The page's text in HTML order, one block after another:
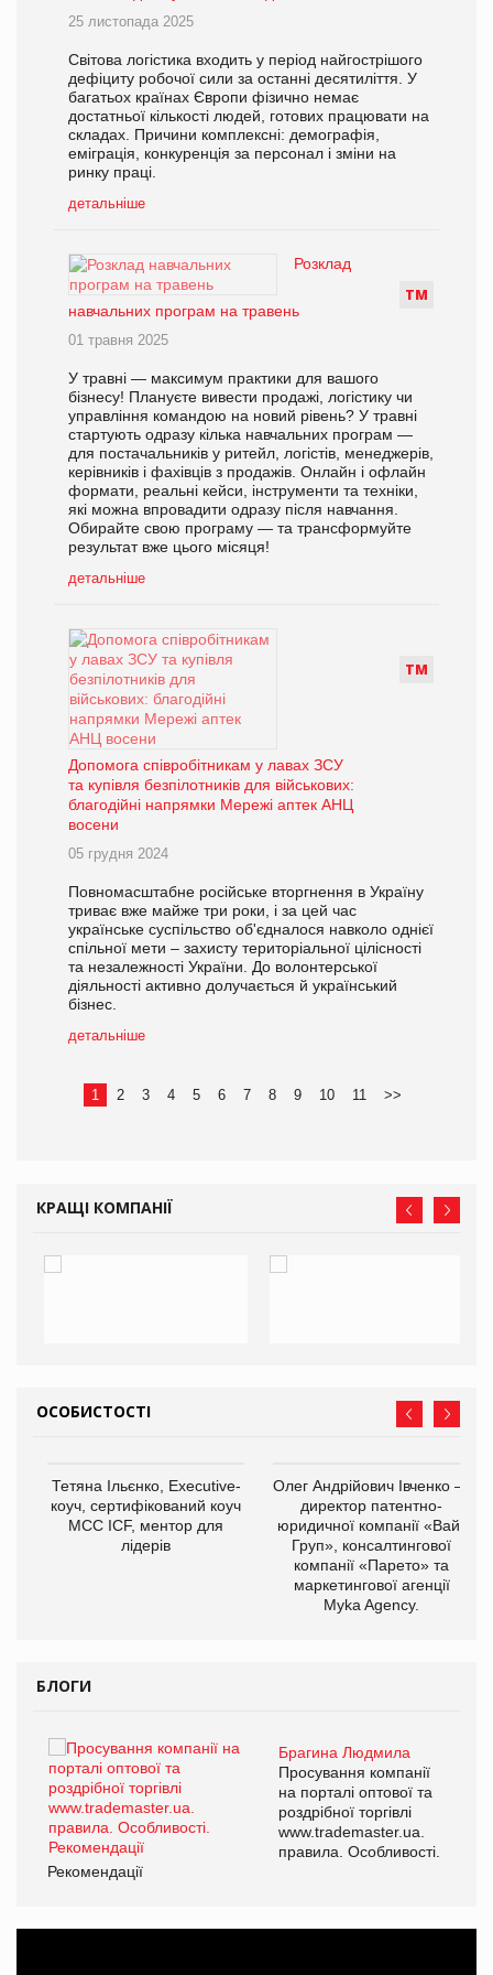
25 листопада 2025
Світова логістика входить у період найгострішого
дефіциту робочої сили за останні десятиліття. У
багатьох країнах Європи фізично немає
достатньої кількості людей, готових працювати на
складах. Причини комплексні: демографія,
еміграція, конкуренція за персонал і зміни на
ринку праці.
детальніше
ТМ
Розклад
навчальних програм на травень
01 травня 2025
У травні — максимум практики для вашого
бізнесу! Плануєте вивести продажі, логістику чи
управління командою на новий рівень? У травні
стартують одразу кілька навчальних програм —
для постачальників у ритейл, логістів, менеджерів,
керівників і фахівців з продажів. Онлайн і офлайн
формати, реальні кейси, інструменти та техніки,
які можна впровадити одразу після навчання.
Обирайте свою програму — та трансформуйте
результат вже цього місяця!
детальніше
ТМ
Допомога співробітникам у лавах ЗСУ
та купівля безпілотників для військових:
благодійні напрямки Мережі аптек АНЦ
восени
05 грудня 2024
Повномасштабне російське вторгнення в Україну
триває вже майже три роки, і за цей час
українське суспільство об'єдналося навколо однієї
спільної мети – захисту територіальної цілісності
та незалежності України. До волонтерської
діяльності активно долучається й український
бізнес.
детальніше
1 2 3 4 5 6 7 8 9 10 11 >>
КРАЩІ КОМПАНІЇ
ОСОБИСТОСТІ
Тетяна Ільєнко, Executive-
коуч, сертифікований коуч
МСС ICF, ментор для
лідерів
Олег Андрійович Івченко —
директор патентно-
юридичної компанії «Вайз
Груп», консалтингової
компанії «Парето» та
маркетингової агенції
Myka Agency.
БЛОГИ
Брагина Людмила
Просування компанії
на порталі оптової та
роздрібної торгівлі
www.trademaster.ua.
правила. Особливості.
Рекомендації